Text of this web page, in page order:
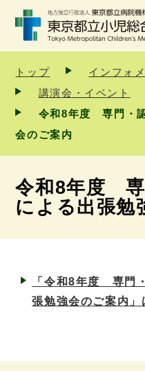
トップ
インフォ
講演会・イベント
令和8年度 専門・
会のご案内
令和8年度 専
による出張勉
「令和8年度 専門
張勉強会のご案内」